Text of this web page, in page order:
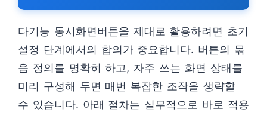
다기능 동시화면버튼을 제대로 활용하려면 초기
설정 단계에서의 합의가 중요합니다. 버튼의 묶
음 정의를 명확히 하고, 자주 쓰는 화면 상태를
미리 구성해 두면 매번 복잡한 조작을 생략할
수 있습니다. 아래 절차는 실무적으로 바로 적용